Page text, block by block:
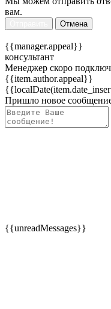
вам.
Отмена
{{manager.appeal}}
консультант
Менеджер скоро
{{item.author.appeal}}
Пришло новое
{{unreadMessages}}